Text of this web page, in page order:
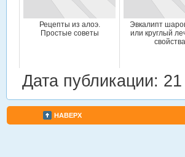
Рецепты из алоэ.
Простые советы
Эвкалипт
или круглый
свойства
Дата публикации:
НАВЕРХ